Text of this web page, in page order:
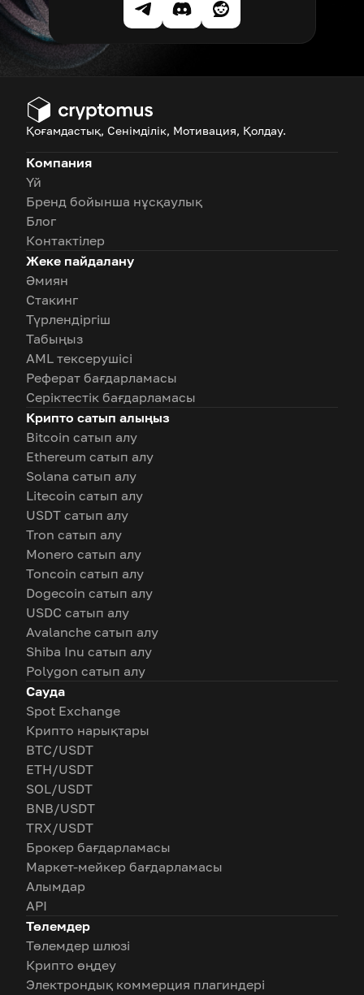
Қоғамдастық, Сенімділік, Мотивация, Қолдау.
Компания
Үй
Бренд бойынша нұсқаулық
Блог
Контактілер
Жеке пайдалану
Әмиян
Стакинг
Түрлендіргіш
Табыңыз
AML тексерушісі
Реферат бағдарламасы
Серіктестік бағдарламасы
Крипто сатып алыңыз
Bitcoin сатып алу
Ethereum сатып алу
Solana сатып алу
Litecoin сатып алу
USDT сатып алу
Tron сатып алу
Monero сатып алу
Toncoin сатып алу
Dogecoin сатып алу
USDC сатып алу
Avalanche сатып алу
Shiba Inu сатып алу
Polygon сатып алу
Сауда
Spot Exchange
Крипто нарықтары
BTC/USDT
ETH/USDT
SOL/USDT
BNB/USDT
TRX/USDT
Брокер бағдарламасы
Маркет-мейкер бағдарламасы
Алымдар
API
Төлемдер
Төлемдер шлюзі
Крипто өңдеу
Электрондық коммерция плагиндері